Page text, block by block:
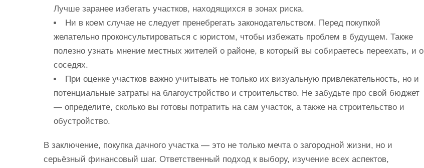
Лучше заранее избегать участков, находящихся в зонах риска.
Ни в коем случае не следует пренебрегать законодательством. Перед покупкой
желательно проконсультироваться с юристом, чтобы избежать проблем в будущем. Также
полезно узнать мнение местных жителей о районе, в который вы собираетесь переехать, и о
соседях.
При оценке участков важно учитывать не только их визуальную привлекательность, но и
потенциальные затраты на благоустройство и строительство. Не забудьте про свой бюджет
— определите, сколько вы готовы потратить на сам участок, а также на строительство и
обустройство.
В заключение, покупка дачного участка — это не только мечта о загородной жизни, но и
серьёзный финансовый шаг. Ответственный подход к выбору, изучение всех аспектов,